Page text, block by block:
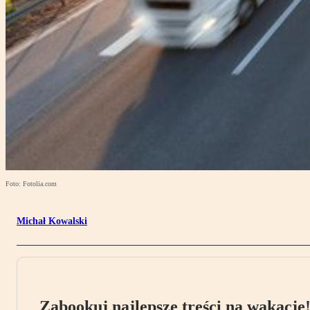
Foto: Fotolia.com
Michał Kowalski